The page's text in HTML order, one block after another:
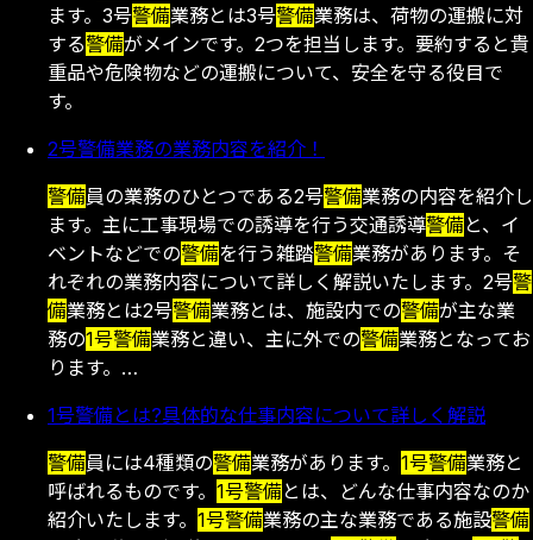
ます。3号警備業務とは3号警備業務は、荷物の運搬に対
する警備がメインです。2つを担当します。要約すると貴
重品や危険物などの運搬について、安全を守る役目で
す。
2号警備業務の業務内容を紹介！
警備員の業務のひとつである2号警備業務の内容を紹介し
ます。主に工事現場での誘導を行う交通誘導警備と、イ
ベントなどでの警備を行う雑踏警備業務があります。そ
れぞれの業務内容について詳しく解説いたします。2号警
備業務とは2号警備業務とは、施設内での警備が主な業
務の1号警備業務と違い、主に外での警備業務となってお
ります。…
1号警備とは?具体的な仕事内容について詳しく解説
警備員には4種類の警備業務があります。 1号警備業務と
呼ばれるものです。 1号警備とは、どんな仕事内容なのか
紹介いたします。 1号警備業務の主な業務である施設警備